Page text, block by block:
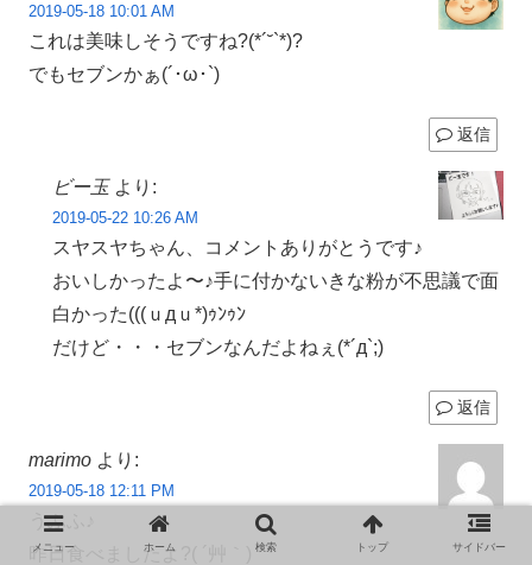
2019-05-18 10:01 AM
これは美味しそうですね?(*´˘`*)?
でもセブンかぁ(´･ω･`)
返信
ビー玉 より:
2019-05-22 10:26 AM
スヤスヤちゃん、コメントありがとうです♪
おいしかったよ〜♪手に付かないきな粉が不思議で面
白かった(((ｕдｕ*)ｩﾝｩﾝ
だけど・・・セブンなんだよねぇ(*´д`;)
返信
marimo より:
2019-05-18 12:11 PM
うふふ♪
昨日食べましたよ?( ´艸｀)
メニュー ホーム 検索 トップ サイドバー